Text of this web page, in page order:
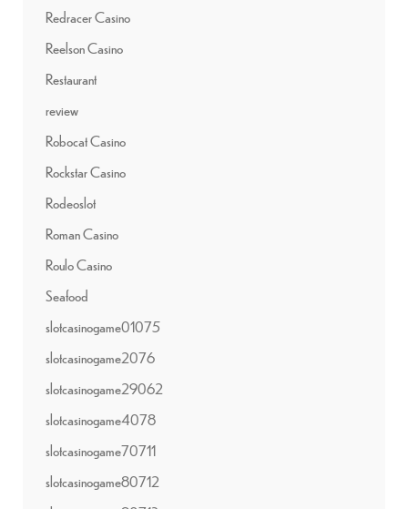
Redracer Casino
Reelson Casino
Restaurant
review
Robocat Casino
Rockstar Casino
Rodeoslot
Roman Casino
Roulo Casino
Seafood
slotcasinogame01075
slotcasinogame2076
slotcasinogame29062
slotcasinogame4078
slotcasinogame70711
slotcasinogame80712